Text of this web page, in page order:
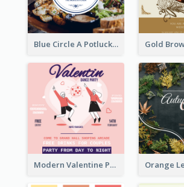
Blue Circle A Potluck Party Invitation
Modern Valentine Party Pink Invitation Design Templates